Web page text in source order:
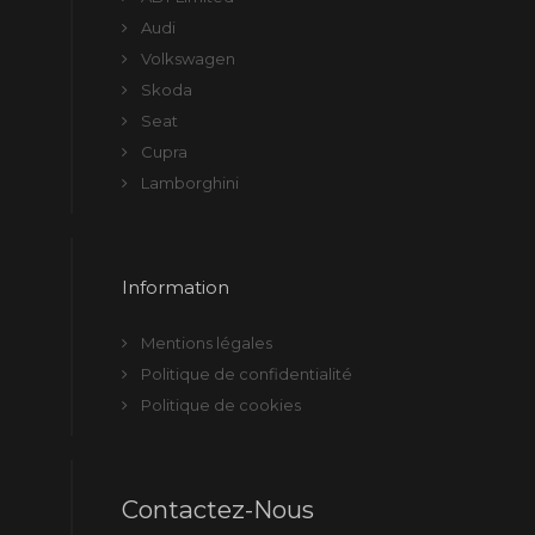
Audi
Volkswagen
Skoda
Seat
Cupra
Lamborghini
Information
Mentions légales
Politique de confidentialité
Politique de cookies
Contactez-Nous